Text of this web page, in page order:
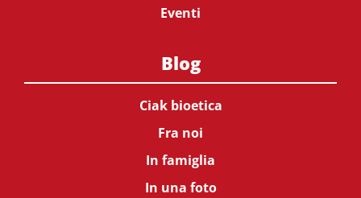
Eventi
Blog
Ciak bioetica
Fra noi
In famiglia
In una foto